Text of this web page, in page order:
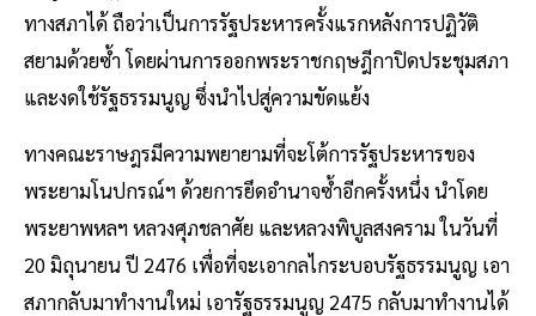
ทางสภาได้ ถือว่าเป็นการรัฐประหารครั้งแรกหลังการปฏิวัติ
สยามด้วยซ้ำ โดยผ่านการออกพระราชกฤษฎีกาปิดประชุมสภา
และงดใช้รัฐธรรมนูญ ซึ่งนำไปสู่ความขัดแย้ง
ทางคณะราษฎรมีความพยายามที่จะโต้การรัฐประหารของ
พระยามโนปกรณ์ฯ ด้วยการยึดอำนาจซ้ำอีกครั้งหนึ่ง นำโดย
พระยาพหลฯ หลวงศุภชลาศัย และหลวงพิบูลสงคราม ในวันที่
20 มิถุนายน ปี 2476 เพื่อที่จะเอากลไกระบอบรัฐธรรมนูญ เอา
สภากลับมาทำงานใหม่ เอารัฐธรรมนูญ 2475 กลับมาทำงานได้